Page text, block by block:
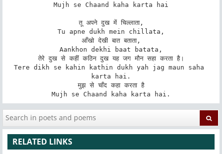
Mujh se Chaand kaha karta hai
तू अपने दुख में चिल्लाता,
Tu apne dukh mein chillata,
आँखो देखी बात बताता,
Aankhon dekhi baat batata,
तेरे दुख से कहीं कठिन दुख यह जग मौन सहा करता है।
Tere dikh se kahin kathin dukh yah jag maun saha
karta hai.
मुझ से चाँद कहा करता है
Mujh se Chaand kaha karta hai.
RELATED LINKS